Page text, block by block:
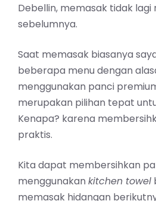
Debellin, memasak tidak
sebelumnya.
Saat memasak biasanya
beberapa menu dengan
menggunakan panci
merupakan pilihan tepat
Kenapa? karena
praktis.
Kita dapat membersihkan
menggunakan kitchen towel
memasak hidangan